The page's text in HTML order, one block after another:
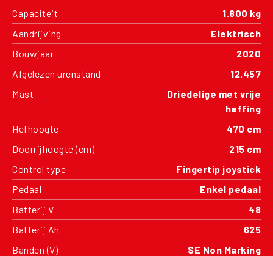
Capaciteit
1.800 kg
Aandrijving
Elektrisch
Bouwjaar
2020
Afgelezen urenstand
12.457
Mast
Driedelige met vrije
heffing
Hefhoogte
470 cm
Doorrijhoogte (cm)
215 cm
Control type
Fingertip joystick
Pedaal
Enkel pedaal
Batterij V
48
Batterij Ah
625
Banden (V)
SE Non Marking